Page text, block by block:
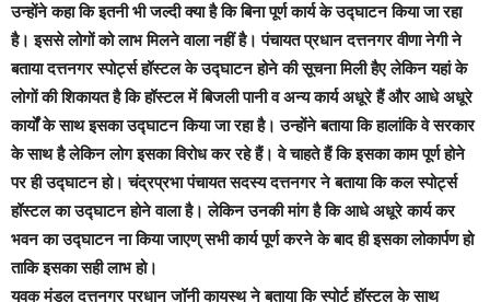
उन्होंने कहा कि इतनी भी जल्दी क्या है कि बिना पूर्ण कार्य के उद्घाटन किया जा रहा
है। इससे लोगों को लाभ मिलने वाला नहीं है। पंचायत प्रधान दत्तनगर वीणा नेगी ने
बताया दत्तनगर स्पोर्ट्स हॉस्टल के उद्घाटन होने की सूचना मिली हैए लेकिन यहां के
लोगों की शिकायत है कि हॉस्टल में बिजली पानी व अन्य कार्य अधूरे हैं और आधे अधूरे
कार्यों के साथ इसका उद्घाटन किया जा रहा है।उन्होंने बताया कि हालांकि वे सरकार
के साथ है लेकिन लोग इसका विरोध कर रहे हैं। वे चाहते हैं कि इसका काम पूर्ण होने
पर ही उद्घाटन हो। चंद्रप्रभा पंचायत सदस्य दत्तनगर ने बताया कि कल स्पोर्ट्स
हॉस्टल का उद्घाटन होने वाला है। लेकिन उनकी मांग है कि आधे अधूरे कार्य कर
भवन का उद्घाटन ना किया जाएण् सभी कार्य पूर्ण करने के बाद ही इसका लोकार्पण हो
ताकि इसका सही लाभ हो।
युवक मंडल दत्तनगर प्रधान जॉनी कायस्थ ने बताया कि स्पोर्ट हॉस्टल के साथ